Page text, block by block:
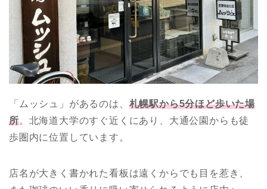
「ムッシュ」があるのは、 札幌駅から5分ほど歩いた場
所。北海道大学のすぐ近くにあり、大通公園からも徒
歩圏内に位置しています。
店名が大きく書かれた看板は遠くからでも目を惹き、